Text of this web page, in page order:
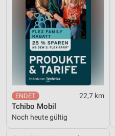
22,7 km
Tchibo Mobil
Noch heute gültig